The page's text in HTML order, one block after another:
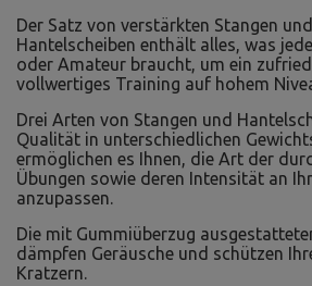
Der Satz von verstärkten Stangen
Hantelscheiben enthält alles, was
oder Amateur braucht, um ein
vollwertiges Training auf hohem
Drei Arten von Stangen und
Qualität in unterschiedlichen
ermöglichen es Ihnen, die Art der
Übungen sowie deren Intensität an
anzupassen.
Die mit Gummiüberzug
dämpfen Geräusche und schützen
Kratzern.